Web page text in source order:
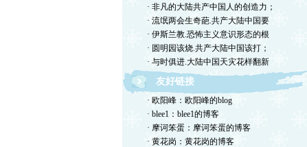
· 非凡的大陆共产中国人的创造力；
· 流氓两会生奇葩.共产大陆中国要
· 伊斯兰教.恐怖主义意识形态的根
· 圆明园该烧.共产大陆中国该打；
· 与时俱进.大陆中国天灾花样翻新
友好链接
· 欧阳峰：欧阳峰的blog
· blee1：blee1的博客
· 摩诃笨蛋：摩诃笨蛋的博客
· 黄花岗：黄花岗的博客